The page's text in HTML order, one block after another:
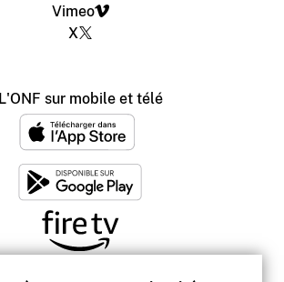
Vimeo
X
L'ONF sur mobile et télé